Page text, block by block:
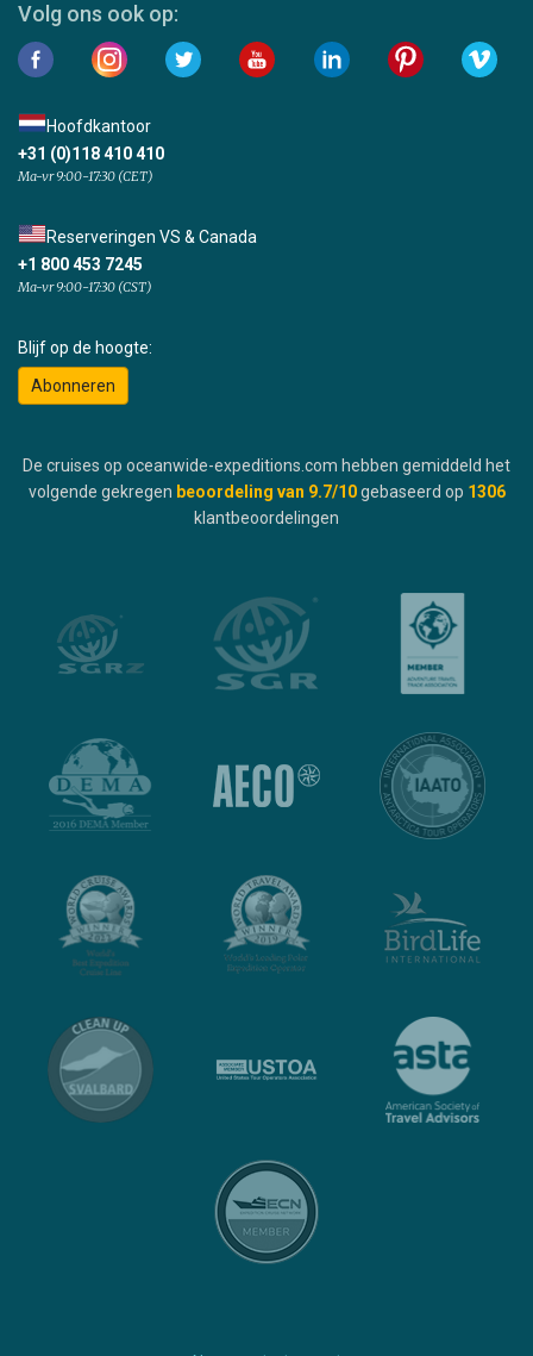
Volg ons ook op:
Hoofdkantoor
+31 (0)118 410 410
Ma-vr 9:00-17:30 (CET)
Reserveringen VS & Canada
+1 800 453 7245
Ma-vr 9:00-17:30 (CST)
Blijf op de hoogte:
Abonneren
De cruises op oceanwide-expeditions.com hebben gemiddeld het
volgende gekregen beoordeling van 9.7/10 gebaseerd op 1306
klantbeoordelingen